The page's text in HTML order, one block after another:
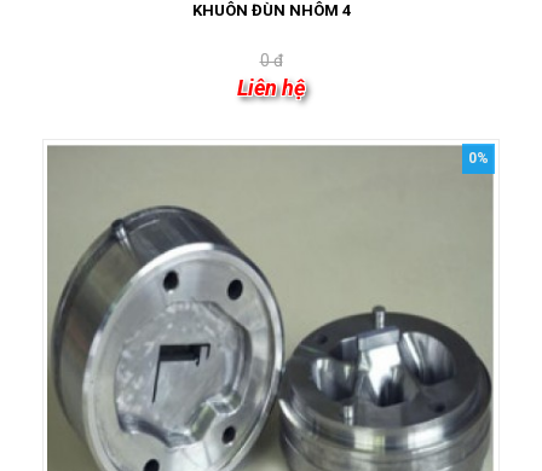
KHUÔN ĐÙN NHÔM 4
0 đ
Liên hệ
0%